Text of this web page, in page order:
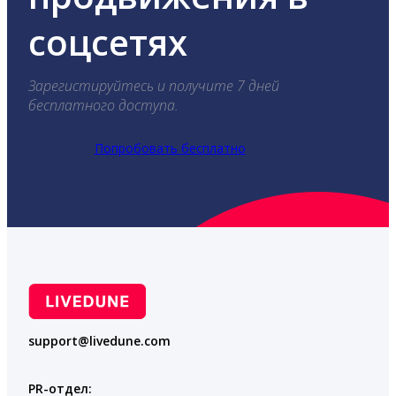
соцсетях
Зарегистируйтесь и получите 7 дней
бесплатного доступа.
Попробовать бесплатно
support@livedune.com
PR-отдел: